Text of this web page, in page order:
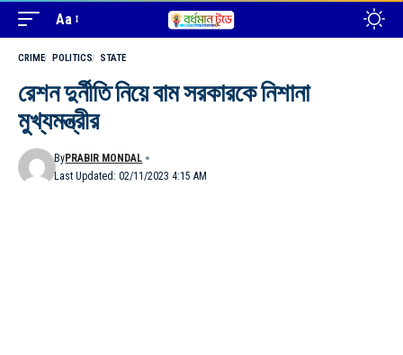
Aa
CRIME POLITICS STATE
রেশন দুর্নীতি নিয়ে বাম সরকারকে নিশানা
মুখ্যমন্ত্রীর
Last Updated: 02/11/2023 4:15 AM
ByPRABIR MONDAL